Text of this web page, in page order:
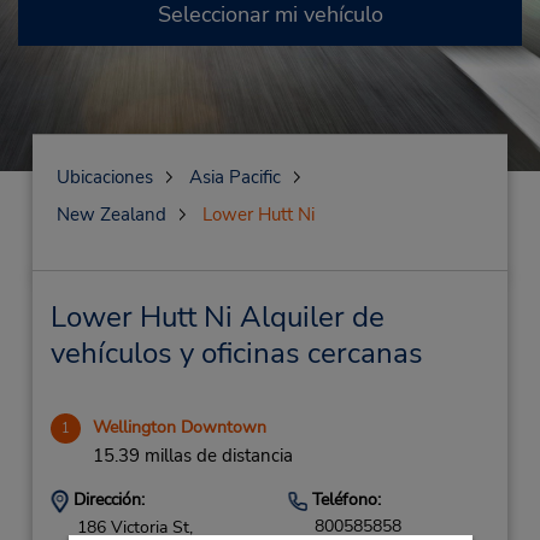
Seleccionar mi vehículo
Ubicaciones
Asia Pacific
New Zealand
Lower Hutt Ni
Lower Hutt Ni Alquiler de
vehículos y oficinas cercanas
1 Wellington Downtown
15.39 millas de distancia
Dirección:
186 Victoria St,
Teléfono:
800585858